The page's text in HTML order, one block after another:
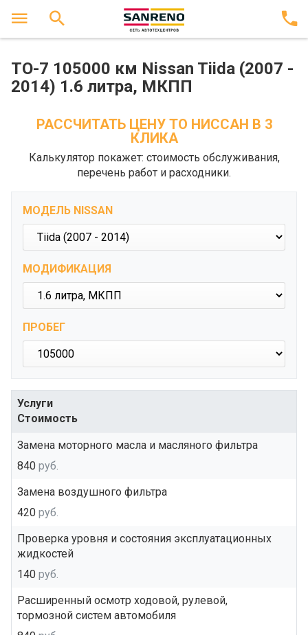
ТО-7 105000 км Nissan Tiida (2007 -
2014) 1.6 литра, МКПП
РАССЧИТАТЬ ЦЕНУ ТО НИССАН В 3
КЛИКА
Калькулятор покажет: стоимость обслуживания,
перечень работ и расходники.
МОДЕЛЬ NISSAN
МОДИФИКАЦИЯ
ПРОБЕГ
Услуги
Стоимость
Замена моторного масла и масляного фильтра
840 руб.
Замена воздушного фильтра
420 руб.
Проверка уровня и состояния эксплуатационных
жидкостей
140 руб.
Расширенный осмотр ходовой, рулевой,
тормозной систем автомобиля